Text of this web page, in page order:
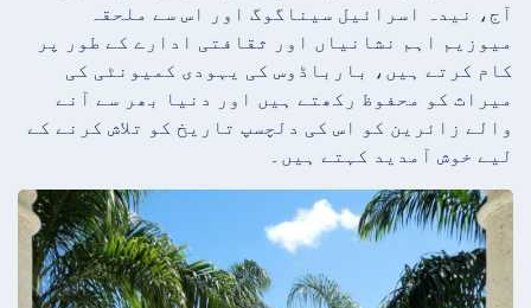
آج، نیدہ اسرائیل سیناگوگ اور اس سے ملحقہ
میوزیم اہم نشانیاں اور ثقافتی ادارے کے طور پر
کام کرتے ہیں، بارباڈوس کی یہودی کمیونٹی کی
میراث کو محفوظ رکھتے ہیں اور دنیا بھر سے آنے
والے زائرین کو اس کی دلچسپ تاریخ کو تلاش کرنے کے
لیے خوش آمدید کہتے ہیں۔